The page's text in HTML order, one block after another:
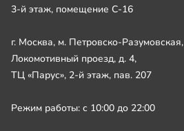
3-й этаж, помещение С-16
г. Москва, м. Петровско-Разумовская,
Локомотивный проезд, д. 4,
ТЦ «Парус», 2-й этаж, пав. 207
Режим работы: с 10:00 до 22:00